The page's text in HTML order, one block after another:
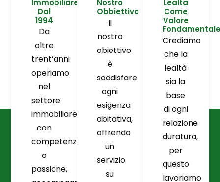
Immobiliare
Dal
1994
Da
oltre
trent’anni
operiamo
nel
settore
immobiliare
con
competenza
e
passione,
Nostro
Obbiettivo
Il
nostro
obiettivo
è
soddisfare
ogni
esigenza
abitativa,
offrendo
un
servizio
su
Lealtà
Come
Valore
Fondamentale
Crediamo
che la
lealtà
sia la
base
di ogni
relazione
duratura,
per
questo
lavoriamo